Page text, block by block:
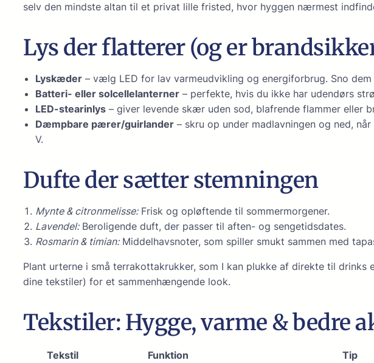
selv den mindste altan til et privat lille fristed, hvor hyggen nærmest
Lys der flatterer (og er
Lyskæder – vælg LED for lav varmeudvikling og energiforbrug. Sno
Batteri- eller solcellelanterner – perfekte, hvis du ikke har udendørs
LED-stearinlys – giver levende skær uden sod, blafrende flammer eller
Dæmpbare pærer/guirlander – skru op under madlavningen og ned,
V.
Dufte der sætter stemningen
Mynte & citronmelisse:Frisk og opløftende til sommermorgener.
Lavendel:Beroligende duft, der passer til aften- og sengetidsdates.
Rosmarin & timian:Middelhavsnoter, som spiller smukt sammen med
Plant urterne i små terrakottakrukker, som I kan plukke af direkte til
dine tekstiler) for et sammenhængende look.
Tekstiler: Hygge, varme & bedre
Tekstil Funktion
Tip